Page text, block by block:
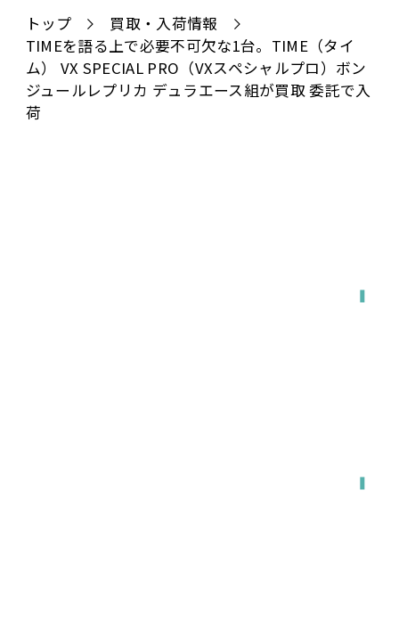
トップ
買取・入荷情報
TIMEを語る上で必要不可欠な1台。TIME（タイ
ム） VX SPECIAL PRO（VXスペシャルプロ）ボン
ジュールレプリカ デュラエース組が買取 委託で入
荷